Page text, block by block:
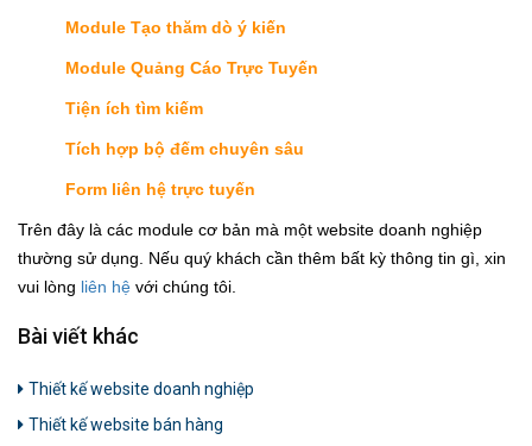
Module Tạo thăm dò ý kiến
Module Quảng Cáo Trực Tuyến
Tiện ích tìm kiếm
Tích hợp bộ đếm chuyên sâu
Form liên hệ trực tuyến
Trên đây là các module cơ bản mà một website doanh nghiệp
thường sử dụng. Nếu quý khách cần thêm bất kỳ thông tin gì, xin
vui lòng liên hệ với chúng tôi.
Bài viết khác
Thiết kế website doanh nghiệp
Thiết kế website bán hàng